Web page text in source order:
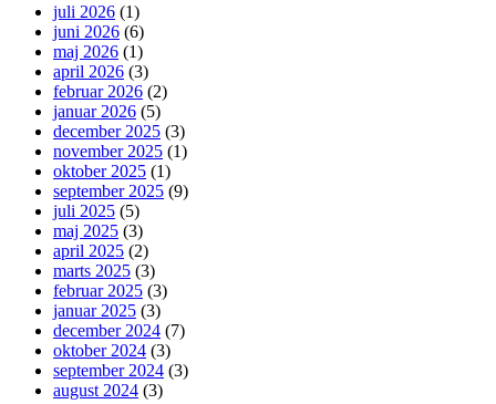
juli 2026 (1)
juni 2026 (6)
maj 2026 (1)
april 2026 (3)
februar 2026 (2)
januar 2026 (5)
december 2025 (3)
november 2025 (1)
oktober 2025 (1)
september 2025 (9)
juli 2025 (5)
maj 2025 (3)
april 2025 (2)
marts 2025 (3)
februar 2025 (3)
januar 2025 (3)
december 2024 (7)
oktober 2024 (3)
september 2024 (3)
august 2024 (3)